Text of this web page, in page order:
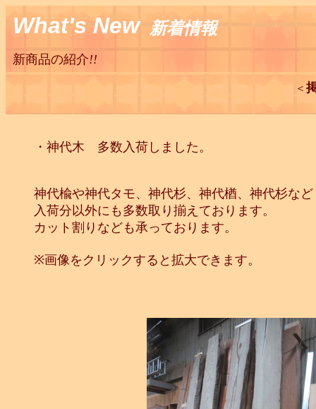
What's New 新着情報
新商品の紹介!!
＜
・神代木 多数入荷しました。
神代楡や神代タモ、神代杉、神代楢、神代杉など
入荷分以外にも多数取り揃えております。
カット割りなども承っております。
※画像をクリックすると拡大できます。